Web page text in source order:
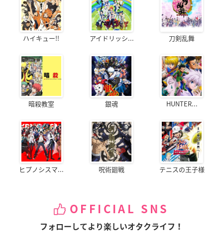
ハイキュー!! アイドリッシ... 刀剣乱舞
暗殺教室 銀魂 HUNTER...
ヒプノシスマ... 呪術廻戦 テニスの王子様
OFFICIAL SNS
フォローしてより楽しいオタクライフ！